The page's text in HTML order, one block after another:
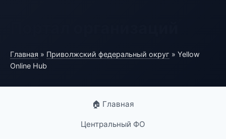
Главная » Приволжский федеральный округ » Yellow
Online Hub
🏠 Главная
Центральный ФО